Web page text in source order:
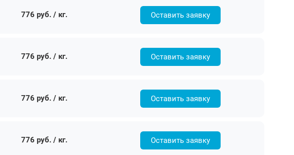
776 руб. / кг. Оставить заявку
776 руб. / кг. Оставить заявку
776 руб. / кг. Оставить заявку
776 руб. / кг. Оставить заявку